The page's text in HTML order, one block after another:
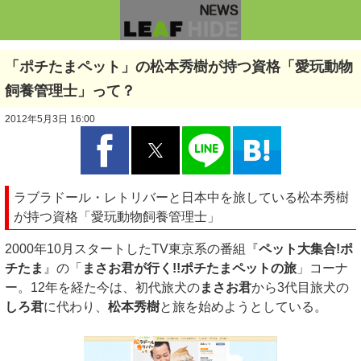
「ポチたまペット」の松本秀樹が持つ資格「愛玩動物
飼養管理士」って？
2012年5月3日 16:00
ラブラドール・レトリバーと日本中を旅している松本秀樹
が持つ資格「愛玩動物飼養管理士」
2000年10月スタートしたTV東京系の番組『ペット大集合!ポ
チたま 』の「 まさお君が行く!!ポチたまペットの旅 」コーナ
ー。12年を経た今は、初代旅犬のまさお君から3代目旅犬の
しろ君に代わり、 松本秀樹と旅を始めようとしている。